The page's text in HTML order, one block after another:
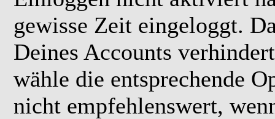
gewisse Zeit eingeloggt.
Deines Accounts
wähle die entsprechende
nicht empfehlenswert,